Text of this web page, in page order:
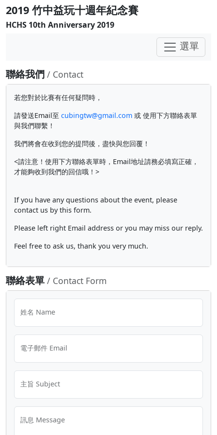
2019 竹中益玩十週年紀念賽
HCHS 10th Anniversary 2019
選單
聯絡我們 / Contact
若您對於比賽有任何疑問時，
請發送Email至 cubingtw@gmail.com 或 使用下方聯絡表單
與我們聯繫！
我們將會在收到您的提問後，盡快與您回覆！
<請注意！使用下方聯絡表單時，Email地址請務必填寫正確，
才能夠收到我們的回信哦！>
If you have any questions about the event, please
contact us by this form.
Please left right Email address or you may miss our reply.
Feel free to ask us, thank you very much.
聯絡表單 / Contact Form
姓名 Name
電子郵件 Email
主旨 Subject
訊息 Message